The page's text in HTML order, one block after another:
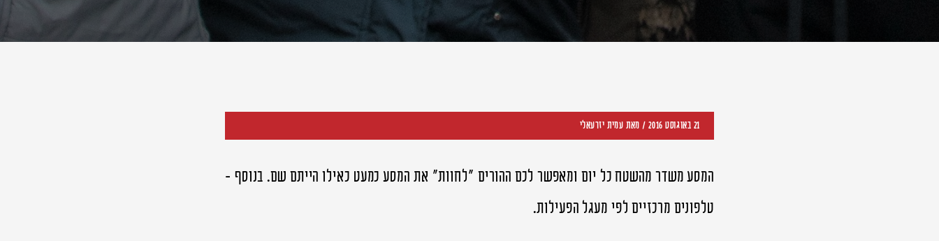
21 באוגוסט 2016 / מאת עמית יזרעאלי
המסע משדר מהשטח כל יום ומאפשר לכם ההורים "לחוות" את המסע כמעט כאילו הייתם שם. בנוסף -
טלפונים מרכזיים לפי מעגל הפעילות.